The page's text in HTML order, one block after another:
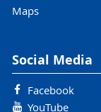
Maps
Social Media
Facebook
YouTube